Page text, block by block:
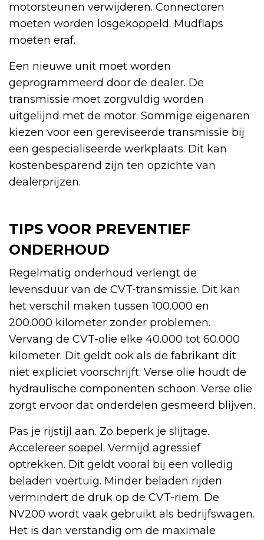
motorsteunen verwijderen. Connectoren
moeten worden losgekoppeld. Mudflaps
moeten eraf.
Een nieuwe unit moet worden
geprogrammeerd door de dealer. De
transmissie moet zorgvuldig worden
uitgelijnd met de motor. Sommige eigenaren
kiezen voor een gereviseerde transmissie bij
een gespecialiseerde werkplaats. Dit kan
kostenbesparend zijn ten opzichte van
dealerprijzen.
TIPS VOOR PREVENTIEF
ONDERHOUD
Regelmatig onderhoud verlengt de
levensduur van de CVT-transmissie. Dit kan
het verschil maken tussen 100.000 en
200.000 kilometer zonder problemen.
Vervang de CVT-olie elke 40.000 tot 60.000
kilometer. Dit geldt ook als de fabrikant dit
niet expliciet voorschrijft. Verse olie houdt de
hydraulische componenten schoon. Verse olie
zorgt ervoor dat onderdelen gesmeerd blijven.
Pas je rijstijl aan. Zo beperk je slijtage.
Accelereer soepel. Vermijd agressief
optrekken. Dit geldt vooral bij een volledig
beladen voertuig. Minder beladen rijden
vermindert de druk op de CVT-riem. De
NV200 wordt vaak gebruikt als bedrijfswagen.
Het is dan verstandig om de maximale